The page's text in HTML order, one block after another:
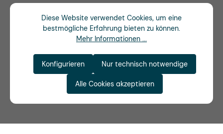
Diese Website verwendet Cookies, um eine
bestmögliche Erfahrung bieten zu können.
Mehr Informationen ...
Nur technisch notwendige
Konfigurieren
Alle Cookies akzeptieren